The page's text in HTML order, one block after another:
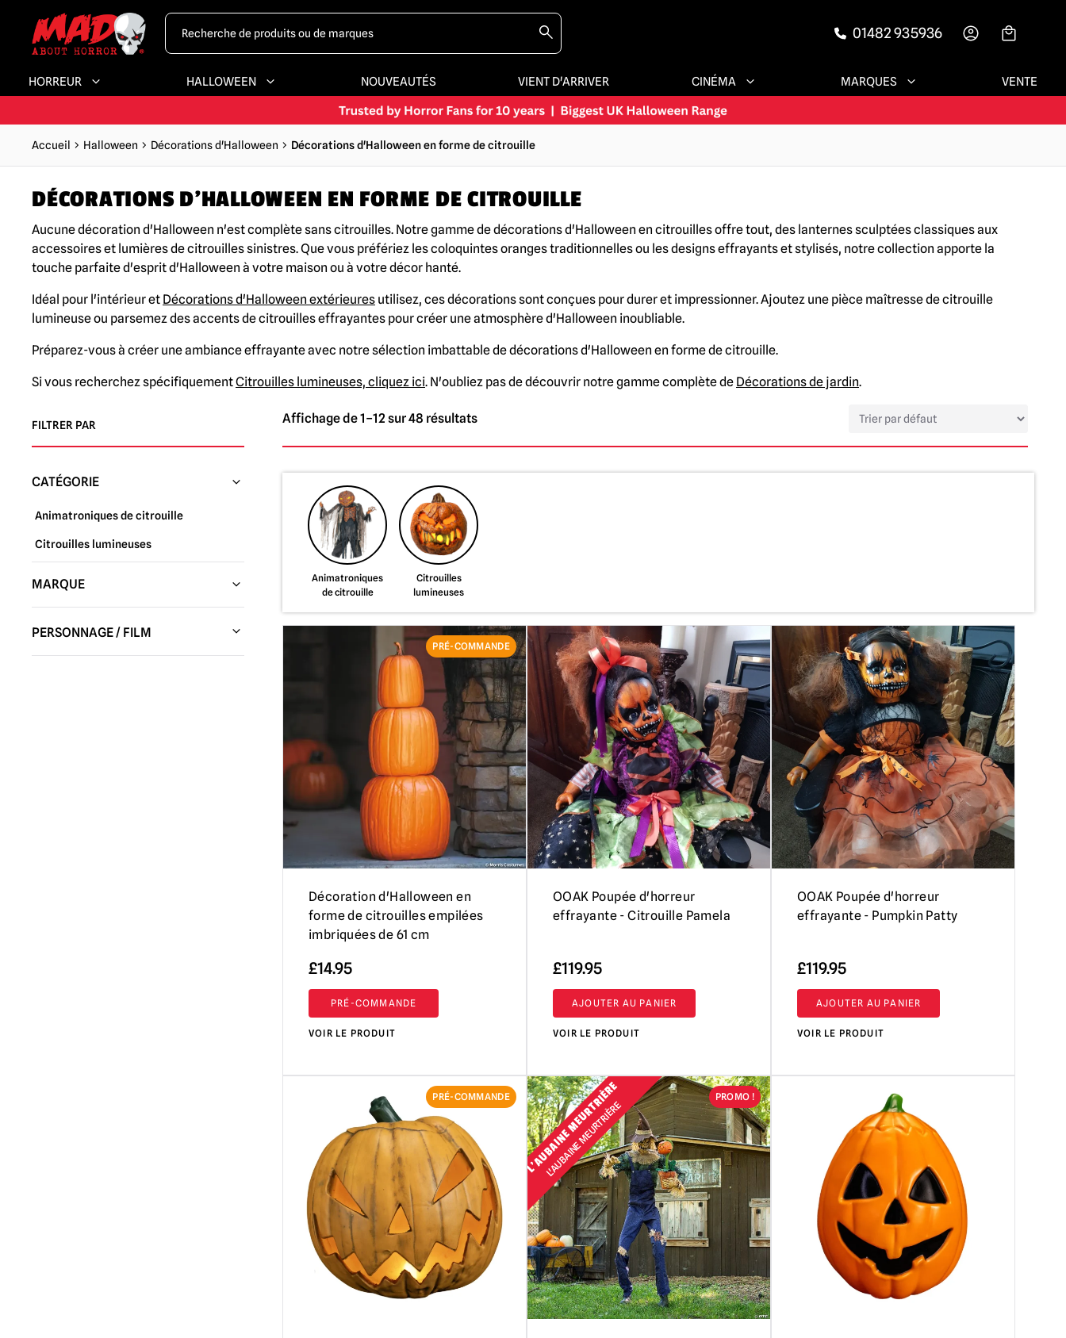
01482 935936
HORREUR HALLOWEEN NOUVEAUTÉS VIENT D'ARRIVER CINÉMA MARQUES VENTE
Accueil Halloween Décorations d'Halloween Décorations d'Halloween en forme de citrouille
DÉCORATIONS D'HALLOWEEN EN FORME DE CITROUILLE
Aucune décoration d'Halloween n'est complète sans citrouilles. Notre gamme de décorations d'Halloween en citrouilles offre tout, des lanternes sculptées classiques aux
accessoires et lumières de citrouilles sinistres. Que vous préfériez les coloquintes oranges traditionnelles ou les designs effrayants et stylisés, notre collection apporte la
touche parfaite d'esprit d'Halloween à votre maison ou à votre décor hanté.
Idéal pour l'intérieur et Décorations d'Halloween extérieures utilisez, ces décorations sont conçues pour durer et impressionner. Ajoutez une pièce maîtresse de citrouille
lumineuse ou parsemez des accents de citrouilles effrayantes pour créer une atmosphère d'Halloween inoubliable.
Préparez-vous à créer une ambiance effrayante avec notre sélection imbattable de décorations d'Halloween en forme de citrouille.
Si vous recherchez spécifiquementCitrouilles lumineuses, cliquez ici. N'oubliez pas de découvrir notre gamme complète de Décorations de jardin.
FILTRER PAR
CATÉGORIE
Animatroniques de citrouille
Citrouilles lumineuses
MARQUE
PERSONNAGE / FILM
Affichage de 1–12 sur 48 résultats
Animatroniques
de citrouille
Citrouilles
lumineuses
PRÉ-COMMANDE
Décoration d'Halloween en
forme de citrouilles empilées
imbriquées de 61 cm
£14.95
PRÉ-COMMANDE
VOIR LE PRODUIT
OOAK Poupée d'horreur
effrayante - Citrouille Pamela
£119.95
AJOUTER AU PANIER
VOIR LE PRODUIT
OOAK Poupée d'horreur
effrayante - Pumpkin Patty
£119.95
AJOUTER AU PANIER
VOIR LE PRODUIT
PRÉ-COMMANDE PROMO !
L'AUBAINE MEURTRIÈRE
L'AUBAINE MEURTRIÈRE